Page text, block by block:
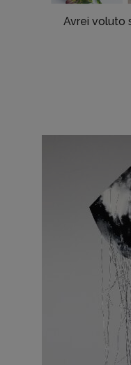
Avrei voluto